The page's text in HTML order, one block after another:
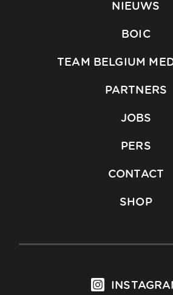
NIEUWS
BOIC
TEAM BELGIUM
PARTNERS
JOBS
PERS
CONTACT
SHOP